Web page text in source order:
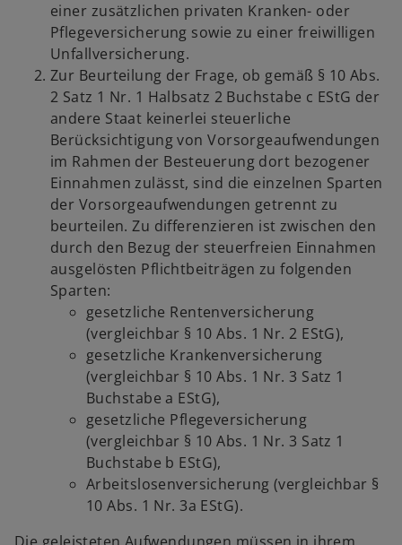
einer zusätzlichen privaten Kranken- oder
Pflegeversicherung sowie zu einer freiwilligen
Unfallversicherung.
Zur Beurteilung der Frage, ob gemäß § 10 Abs.
2 Satz 1 Nr. 1 Halbsatz 2 Buchstabe c EStG der
andere Staat keinerlei steuerliche
Berücksichtigung von Vorsorgeaufwendungen
im Rahmen der Besteuerung dort bezogener
Einnahmen zulässt, sind die einzelnen Sparten
der Vorsorgeaufwendungen getrennt zu
beurteilen. Zu differenzieren ist zwischen den
durch den Bezug der steuerfreien Einnahmen
ausgelösten Pflichtbeiträgen zu folgenden
Sparten:
gesetzliche Rentenversicherung
(vergleichbar § 10 Abs. 1 Nr. 2 EStG),
gesetzliche Krankenversicherung
(vergleichbar § 10 Abs. 1 Nr. 3 Satz 1
Buchstabe a EStG),
gesetzliche Pflegeversicherung
(vergleichbar § 10 Abs. 1 Nr. 3 Satz 1
Buchstabe b EStG),
Arbeitslosenversicherung (vergleichbar §
10 Abs. 1 Nr. 3a EStG).